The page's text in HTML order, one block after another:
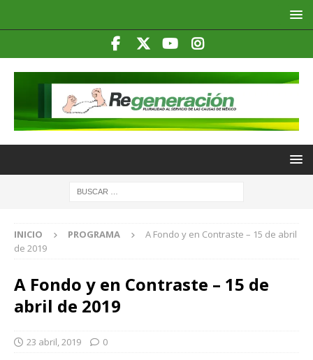
INICIO PROGRAMA
A Fondo y en Contraste – 15 de abril
de 2019
A Fondo y en Contraste – 15 de
abril de 2019
23 abril, 2019 0